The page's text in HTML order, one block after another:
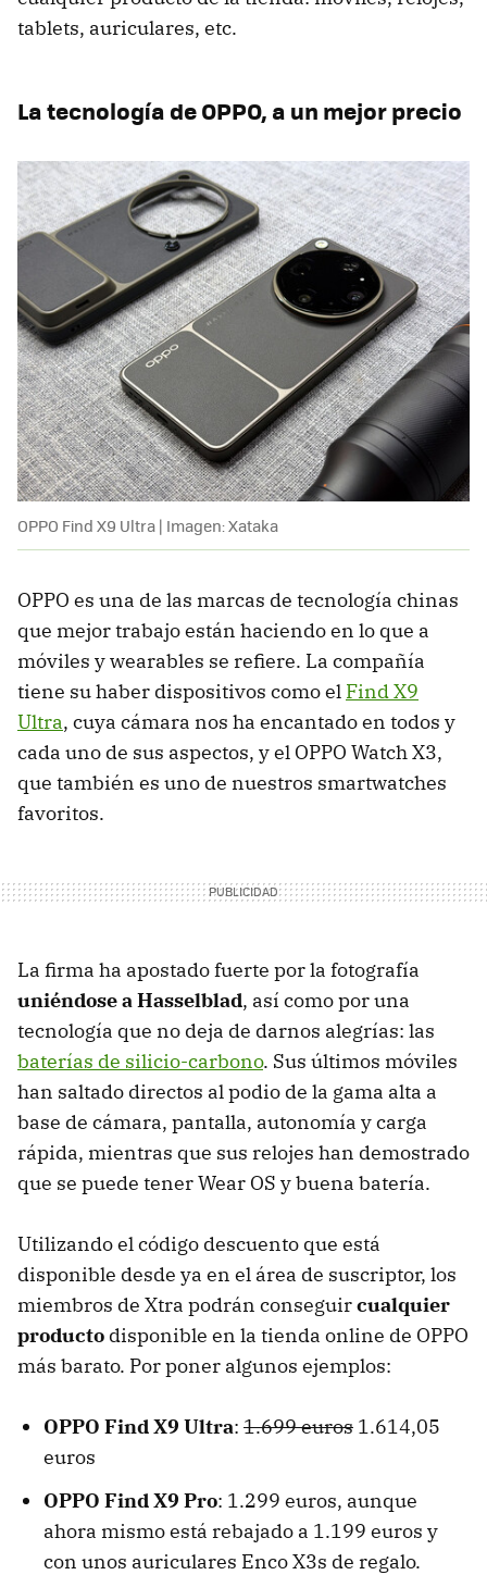
tablets, auriculares, etc.
La tecnología de OPPO, a un mejor precio
OPPO Find X9 Ultra | Imagen: Xataka
OPPO es una de las marcas de tecnología chinas
que mejor trabajo están haciendo en lo que a
móviles y wearables se refiere. La compañía
tiene su haber dispositivos como el Find X9
Ultra, cuya cámara nos ha encantado en todos y
cada uno de sus aspectos, y el OPPO Watch X3,
que también es uno de nuestros smartwatches
favoritos.
La firma ha apostado fuerte por la fotografía
uniéndose a Hasselblad, así como por una
tecnología que no deja de darnos alegrías: las
baterías de silicio-carbono. Sus últimos móviles
han saltado directos al podio de la gama alta a
base de cámara, pantalla, autonomía y carga
rápida, mientras que sus relojes han demostrado
que se puede tener Wear OS y buena batería.
Utilizando el código descuento que está
disponible desde ya en el área de suscriptor, los
miembros de Xtra podrán conseguircualquier
producto disponible en la tienda online de OPPO
más barato. Por poner algunos ejemplos:
OPPO Find X9 Ultra: 1.699 euros 1.614,05
euros
OPPO Find X9 Pro: 1.299 euros, aunque
ahora mismo está rebajado a 1.199 euros y
con unos auriculares Enco X3s de regalo.